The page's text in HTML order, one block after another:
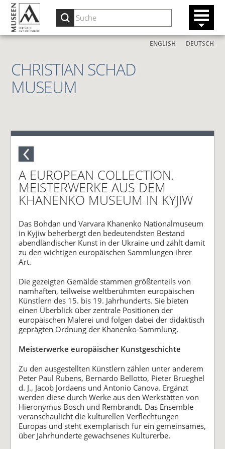
CHRISTIAN SCHAD
MUSEUM
DEUTSCH
ENGLISH
A EUROPEAN COLLECTION.
MEISTERWERKE AUS DEM
KHANENKO MUSEUM IN KYJIW
Das Bohdan und Varvara Khanenko Nationalmuseum
in Kyjiw beherbergt den bedeutendsten Bestand
abendländischer Kunst in der Ukraine und zählt damit
zu den wichtigen europäischen Sammlungen ihrer
Art.
Die gezeigten Gemälde stammen größtenteils von
namhaften, teilweise weltberühmten europäischen
Künstlern des 15. bis 19. Jahrhunderts. Sie bieten
einen Überblick über zentrale Positionen der
europäischen Malerei und folgen dabei der didaktisch
geprägten Ordnung der Khanenko-Sammlung.
Meisterwerke europäischer Kunstgeschichte
Zu den ausgestellten Künstlern zählen unter anderem
Peter Paul Rubens, Bernardo Bellotto, Pieter Brueghel
d. J., Jacob Jordaens und Antonio Canova. Ergänzt
werden diese durch Werke aus den Werkstätten von
Hieronymus Bosch und Rembrandt. Das Ensemble
veranschaulicht die kulturellen Verflechtungen
Europas und steht exemplarisch für ein gemeinsames,
über Jahrhunderte gewachsenes Kulturerbe.